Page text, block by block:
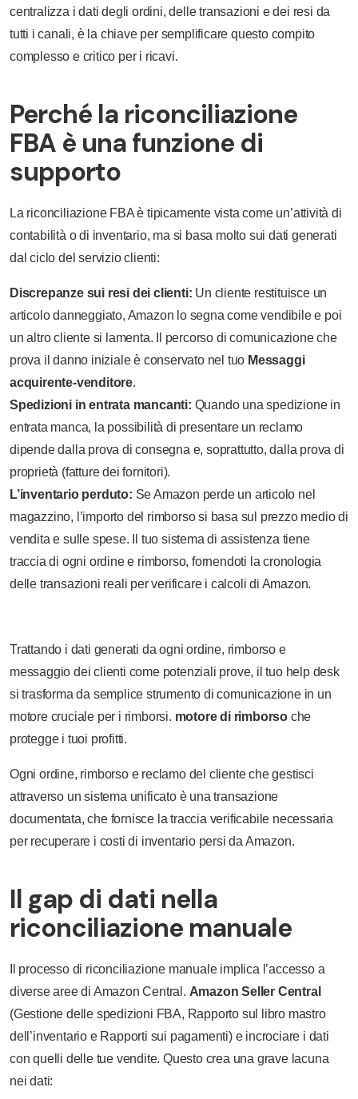
centralizza i dati degli ordini, delle transazioni e dei resi da
tutti i canali, è la chiave per semplificare questo compito
complesso e critico per i ricavi.
Perché la riconciliazione
FBA è una funzione di
supporto
La riconciliazione FBA è tipicamente vista come un’attività di
contabilità o di inventario, ma si basa molto sui dati generati
dal ciclo del servizio clienti:
Discrepanze sui resi dei clienti: Un cliente restituisce un
articolo danneggiato, Amazon lo segna come vendibile e poi
un altro cliente si lamenta. Il percorso di comunicazione che
prova il danno iniziale è conservato nel tuo Messaggi
acquirente-venditore.
Spedizioni in entrata mancanti: Quando una spedizione in
entrata manca, la possibilità di presentare un reclamo
dipende dalla prova di consegna e, soprattutto, dalla prova di
proprietà (fatture dei fornitori).
L’inventario perduto: Se Amazon perde un articolo nel
magazzino, l’importo del rimborso si basa sul prezzo medio di
vendita e sulle spese. Il tuo sistema di assistenza tiene
traccia di ogni ordine e rimborso, fornendoti la cronologia
delle transazioni reali per verificare i calcoli di Amazon.
Trattando i dati generati da ogni ordine, rimborso e
messaggio dei clienti come potenziali prove, il tuo help desk
si trasforma da semplice strumento di comunicazione in un
motore cruciale per i rimborsi. motore di rimborso che
protegge i tuoi profitti.
Ogni ordine, rimborso e reclamo del cliente che gestisci
attraverso un sistema unificato è una transazione
documentata, che fornisce la traccia verificabile necessaria
per recuperare i costi di inventario persi da Amazon.
Il gap di dati nella
riconciliazione manuale
Il processo di riconciliazione manuale implica l’accesso a
diverse aree di Amazon Central. Amazon Seller Central
(Gestione delle spedizioni FBA, Rapporto sul libro mastro
dell’inventario e Rapporti sui pagamenti) e incrociare i dati
con quelli delle tue vendite. Questo crea una grave lacuna
nei dati: